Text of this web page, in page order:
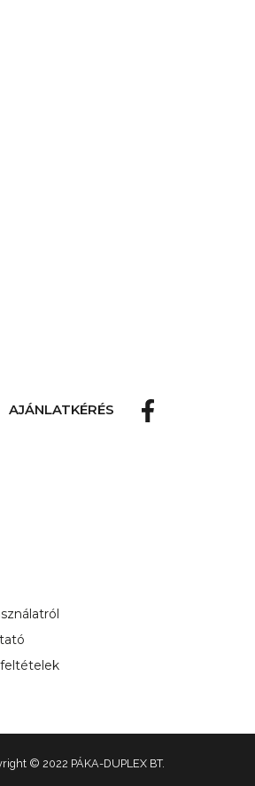
AJÁNLATKÉRÉS
© 2022 PÁKA-DUPLEX BT.